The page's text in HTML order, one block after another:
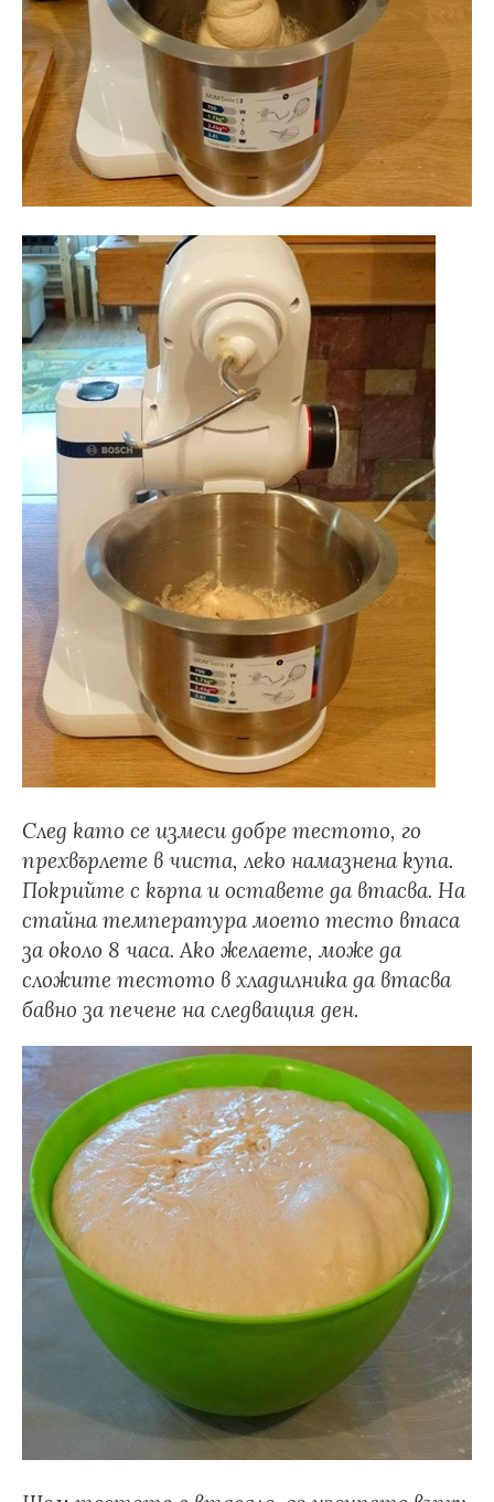
След като се измеси добре тестото, го
прехвърлете в чиста, леко намазнена купа.
Покрийте с кърпа и оставете да втасва. На
стайна температура моето тесто втаса
за около 8 часа. Ако желаете, може да
сложите тестото в хладилника да втасва
бавно за печене на следващия ден.